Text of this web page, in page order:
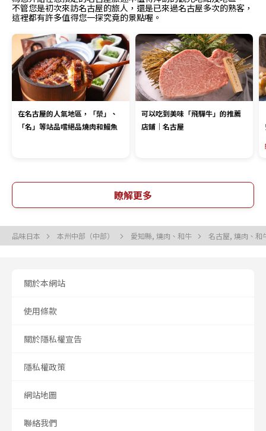
不管您是初次來訪名古屋的旅人，還是已來過名古屋多次的熟客，
這裡都有許多值得您一探究竟的景點喔。
在名古屋的人氣地區，「榮」、
「名」等站品嚐絕品燒肉和鰻魚
可以吃到美味「飛驒牛」的推薦
店鋪｜名古屋
瞭解更多
品味日本 本州中部（中部） 愛知縣, 燒肉、和牛 名古屋, 燒肉、和
關於本網站
使用條款
關於隱私權宣告
隱私權政策
網站地圖
聯絡我們